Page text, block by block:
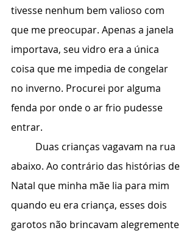
tivesse nenhum bem valioso com
que me preocupar. Apenas a janela
importava, seu vidro era a única
coisa que me impedia de congelar
no inverno. Procurei por alguma
fenda por onde o ar frio pudesse
entrar.
abaixo. Ao contrário das histórias de
Natal que minha mãe lia para mim
quando eu era criança, esses dois
garotos não brincavam alegremente